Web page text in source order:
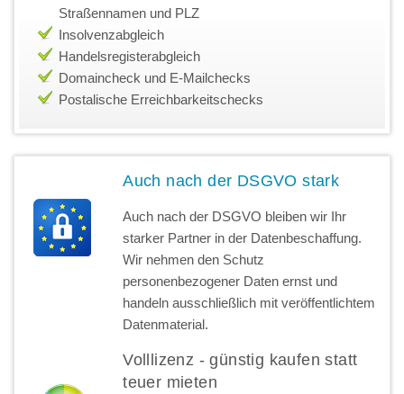
Straßennamen und PLZ
Insolvenzabgleich
Handelsregisterabgleich
Domaincheck und E-Mailchecks
Postalische Erreichbarkeitschecks
Auch nach der DSGVO stark
Auch nach der DSGVO bleiben wir Ihr
starker Partner in der Datenbeschaffung.
Wir nehmen den Schutz
personenbezogener Daten ernst und
handeln ausschließlich mit veröffentlichtem
Datenmaterial.
Volllizenz - günstig kaufen statt
teuer mieten